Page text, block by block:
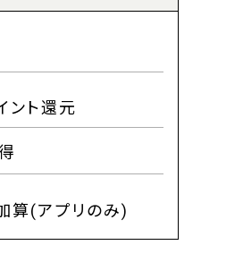
ント還元
算(アプリのみ)